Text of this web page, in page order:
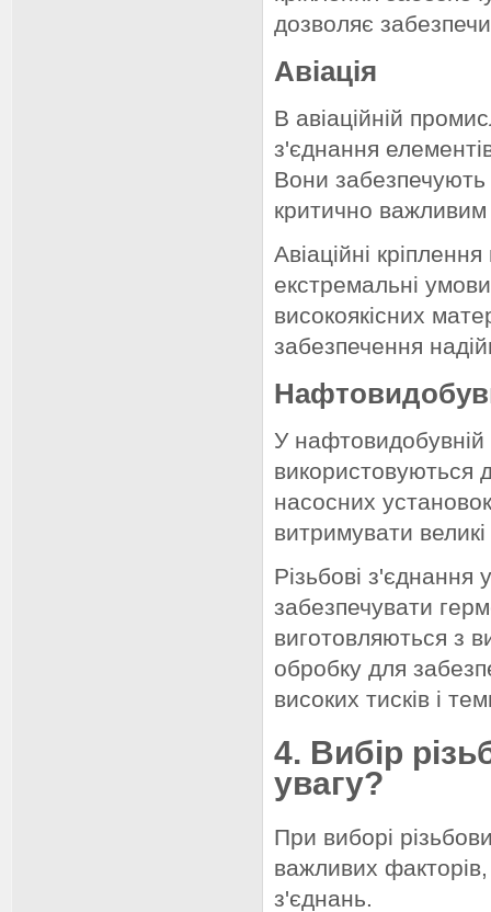
дозволяє
Авіація
В авіаційній
з'єднання елементів
Вони забезпечують
критично важливим
Авіаційні
екстремальні
високоякісних
забезпечення
У нафтовидобувній
використовуються
насосних
витримувати
Різьбові з'єднання
забезпечувати
виготовляються з
обробку для
високих тисків і
4. Вибір
увагу?
При виборі
важливих факторів,
з'єднань.